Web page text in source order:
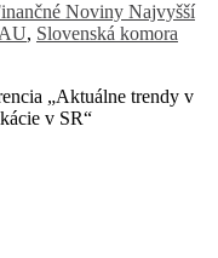
Noviny Najvyšší
, Slovenská komora
„Aktuálne trendy v
v SR“